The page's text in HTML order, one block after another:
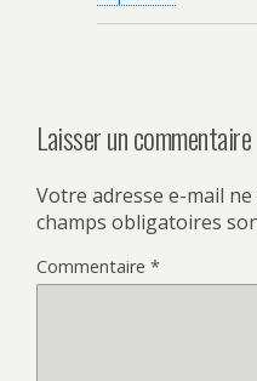
Laisser un commentaire
Votre adresse e-mail
champs obligatoires
Commentaire *